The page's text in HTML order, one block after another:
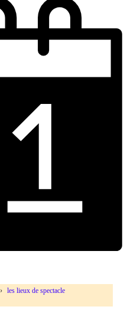
les lieux de spectacle